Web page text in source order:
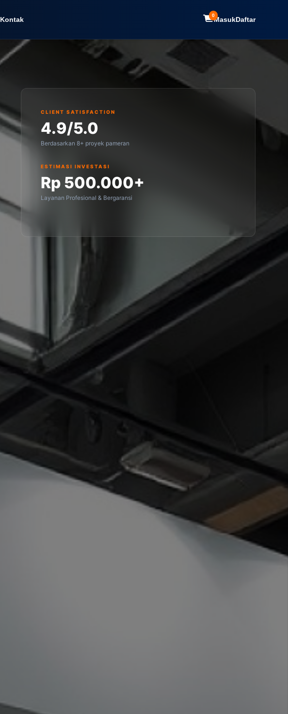
Kontak 0MasukDaftar
CLIENT SATISFACTION
4.9/5.0
Berdasarkan 8+ proyek pameran
ESTIMASI INVESTASI
Rp 500.000+
Layanan Profesional & Bergaransi